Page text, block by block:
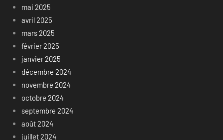
mai 2025
avril 2025
mars 2025
février 2025
janvier 2025
décembre 2024
novembre 2024
octobre 2024
septembre 2024
août 2024
juillet 2024